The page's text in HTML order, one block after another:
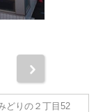
どりの２丁目52